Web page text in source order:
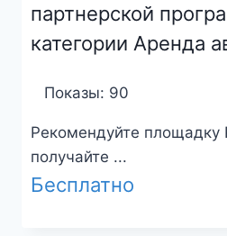
партнерской
категории Аренда
Показы: 90
Рекомендуйте площадку
получайте ...
Бесплатно